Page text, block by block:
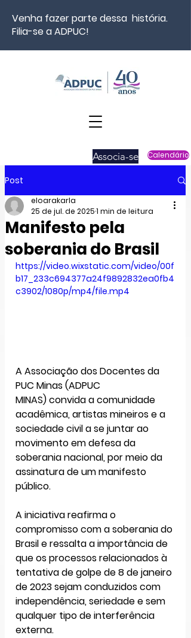
Venha fazer parte dessa história.
Filia-se a ADPUC!
Associa-se Calendário
Post
Manifesto pela
soberania do Brasil
eloarakarla
25 de jul. de 20251 min de leitura
https://video.wixstatic.com/video/00f
b17_233c694377a24f9892832ea0fb4
c3902/1080p/mp4/file.mp4
A Associação dos Docentes da
PUC Minas (ADPUC
MINAS) convida a comunidade
acadêmica, artistas mineiros e a
sociedade civil a se juntar ao
movimento em defesa da
soberania nacional, por meio da
assinatura de um manifesto
público.
A iniciativa reafirma o
compromisso com a soberania do
Brasil e ressalta a importância de
que os processos relacionados à
tentativa de golpe de 8 de janeiro
de 2023 sejam conduzidos com
independência, seriedade e sem
qualquer tipo de interferência
externa.